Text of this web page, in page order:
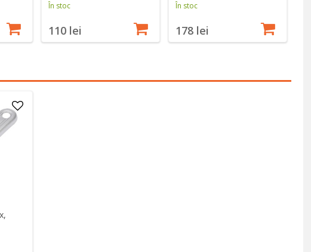
În stoc
110 lei
În stoc
178 lei